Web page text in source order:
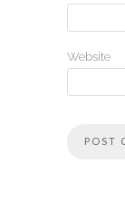
Website